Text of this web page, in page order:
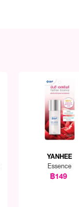
YANHEE
Essence
฿149